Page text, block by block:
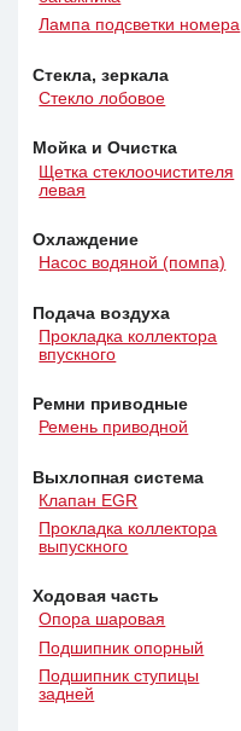
Лампа подсветки номера
Стекла, зеркала
Стекло лобовое
Мойка и Очистка
Щетка стеклоочистителя
левая
Охлаждение
Насос водяной (помпа)
Подача воздуха
Прокладка коллектора
впускного
Ремни приводные
Ремень приводной
Выхлопная система
Клапан EGR
Прокладка коллектора
выпускного
Ходовая часть
Опора шаровая
Подшипник опорный
Подшипник ступицы
задней